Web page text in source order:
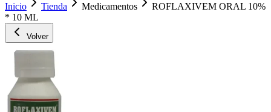
Inicio
Tienda Medicamentos
ROFLAXIVEM ORAL 10%
* 10 ML
Volver